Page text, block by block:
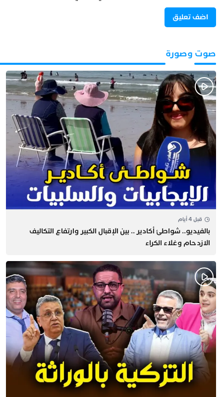
صوت وصورة
قبل 4 أيام
بالفيديو.. شواطئ أكادير .. بين الإقبال الكبير وارتفاع التكاليف
الازدحام وغلاء الكراء